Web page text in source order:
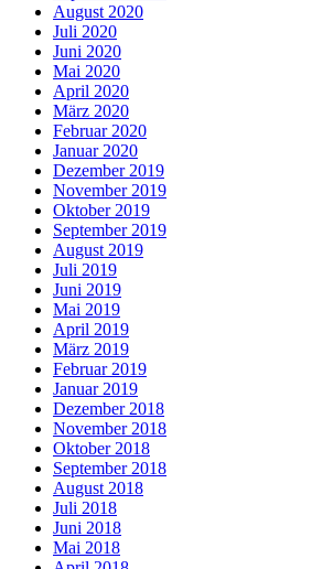
August 2020
Juli 2020
Juni 2020
Mai 2020
April 2020
März 2020
Februar 2020
Januar 2020
Dezember 2019
November 2019
Oktober 2019
September 2019
August 2019
Juli 2019
Juni 2019
Mai 2019
April 2019
März 2019
Februar 2019
Januar 2019
Dezember 2018
November 2018
Oktober 2018
September 2018
August 2018
Juli 2018
Juni 2018
Mai 2018